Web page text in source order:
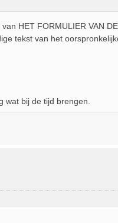
HET FORMULIER VAN
tekst van het
wat bij de tijd brengen.